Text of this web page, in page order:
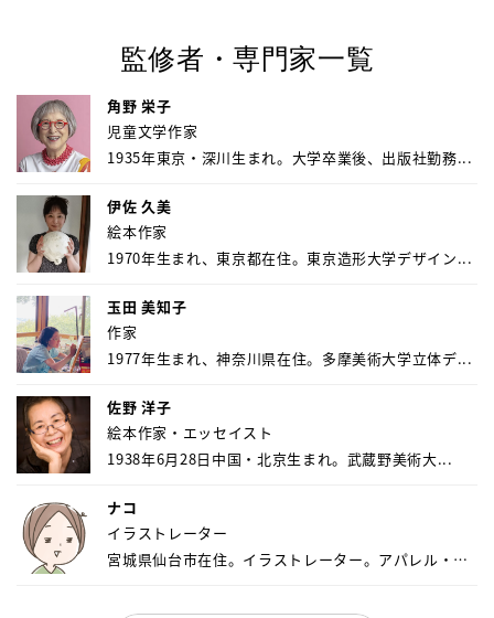
監修者・専門家一覧
角野 栄子
児童文学作家
1935年東京・深川生まれ。大学卒業後、出版社勤務...
伊佐 久美
絵本作家
1970年生まれ、東京都在住。東京造形大学デザイン...
玉田 美知子
作家
1977年生まれ、神奈川県在住。多摩美術大学立体デ...
佐野 洋子
絵本作家・エッセイスト
1938年6月28日中国・北京生まれ。武蔵野美術大...
ナコ
イラストレーター
宮城県仙台市在住。イラストレーター。アパレル・キ